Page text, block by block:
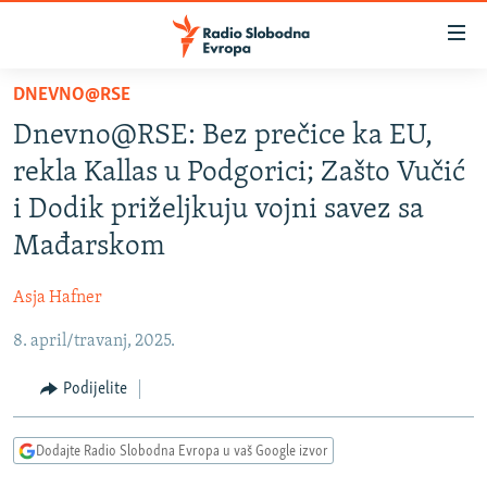
Pređite
glavni
sadržaj
Pređite
na
glavnu
Pređite
na
BOSNA I HERCEGOVINA
SRBIJA
KOSOVO
VIZUELNO
VIDEO
FOTOGALERIJE
PODCASTI
RAT U UKRAJINI
RSE PRIČE IZ SVIJETA
DNEVNO@RSE
Dnevno@RSE: Bez prečice ka EU,
rekla Kallas u Podgorici; Zašto Vučić
i Dodik priželjkuju vojni savez sa
Mađarskom
Asja Hafner
8. april/travanj, 2025.
Podijelite
Dodajte Radio Slobodna Evropa u vaš Google izvor